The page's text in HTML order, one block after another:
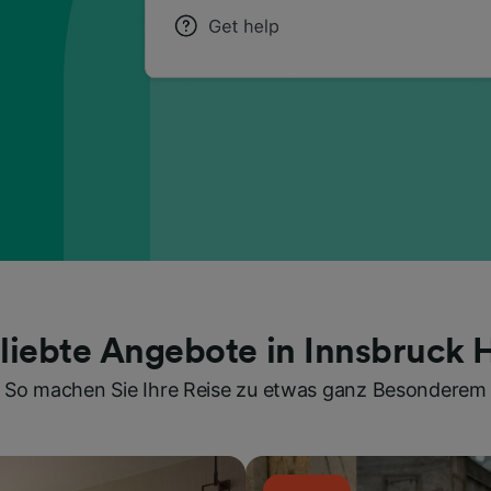
Angebote in Innsbruck
So machen Sie Ihre Reise zu etwas ganz Besonderem